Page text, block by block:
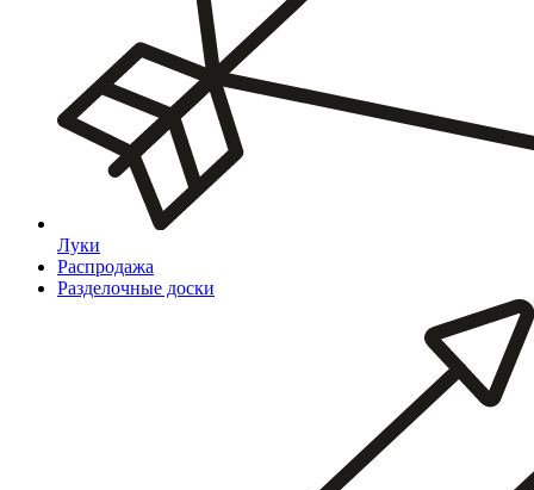
Луки
Распродажа
Разделочные доски